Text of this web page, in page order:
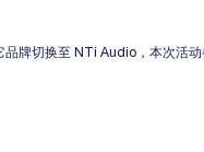
牌切换至 NTi Audio，本次活